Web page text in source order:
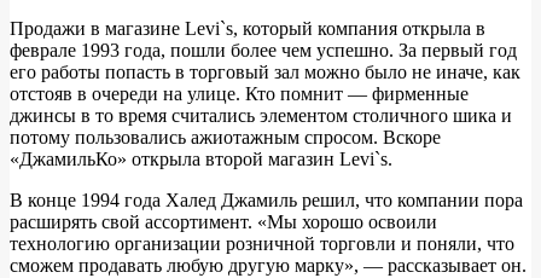
Продажи в магазине Levi`s, который компания открыла в
феврале 1993 года, пошли более чем успешно. За первый год
его работы попасть в торговый зал можно было не иначе, как
отстояв в очереди на улице. Кто помнит — фирменные
джинсы в то время считались элементом столичного шика и
потому пользовались ажиотажным спросом. Вскоре
«ДжамильКо» открыла второй магазин Levi`s.
В конце 1994 года Халед Джамиль решил, что компании пора
расширять свой ассортимент. «Мы хорошо освоили
технологию организации розничной торговли и поняли, что
сможем продавать любую другую марку», — рассказывает он.